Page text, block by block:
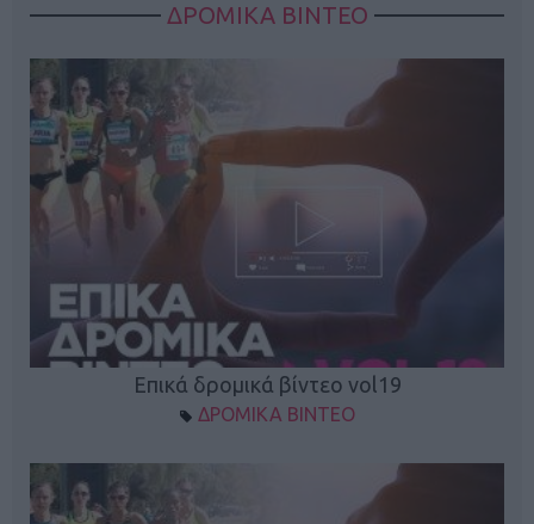
ΔΡΟΜΙΚΑ ΒΙΝΤΕΟ
Επικά δρομικά βίντεο vol19
ΔΡΟΜΙΚΑ ΒΙΝΤΕΟ